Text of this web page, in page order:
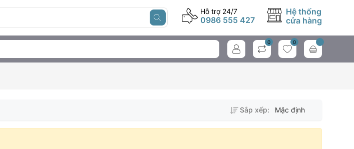
Hỗ trợ 24/7
0986 555 427
Hệ thống
cửa hàng
0 0
Sắp xếp: Mặc định